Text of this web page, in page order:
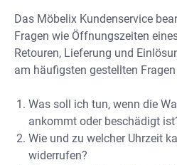
Das Möbelix Kundenservice
Fragen wie Öffnungszeiten
Retouren, Lieferung und
am häufigsten gestellten
Was soll ich tun, wenn die
ankommt oder beschädigt
Wie und zu welcher Uhrzeit
widerrufen?